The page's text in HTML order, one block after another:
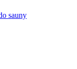
sauny